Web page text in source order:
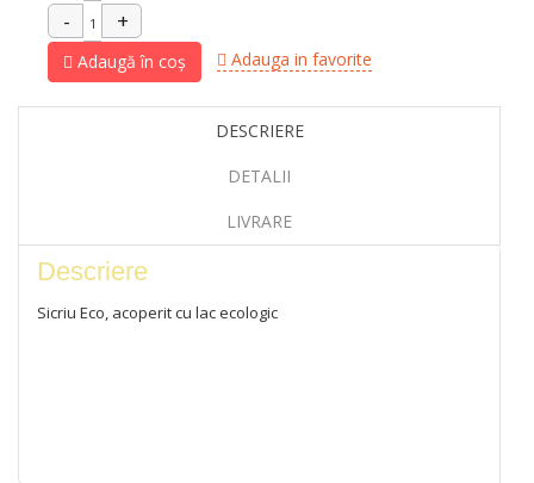
Adaugă în coș Adauga in favorite
DESCRIERE
DETALII
LIVRARE
Descriere
Sicriu Eco, acoperit cu lac ecologic